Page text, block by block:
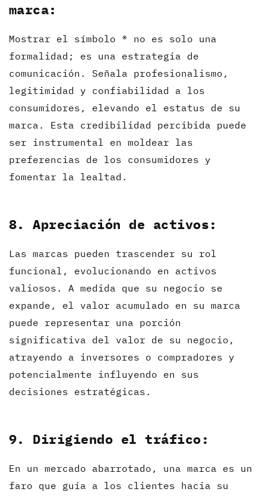
marca:
Mostrar el símbolo ® no es solo una
formalidad; es una estrategia de
comunicación. Señala profesionalismo,
legitimidad y confiabilidad a los
consumidores, elevando el estatus de su
marca. Esta credibilidad percibida puede
ser instrumental en moldear las
preferencias de los consumidores y
fomentar la lealtad.
8. Apreciación de activos:
Las marcas pueden trascender su rol
funcional, evolucionando en activos
valiosos. A medida que su negocio se
expande, el valor acumulado en su marca
puede representar una porción
significativa del valor de su negocio,
atrayendo a inversores o compradores y
potencialmente influyendo en sus
decisiones estratégicas.
9. Dirigiendo el tráfico:
En un mercado abarrotado, una marca es un
faro que guía a los clientes hacia su